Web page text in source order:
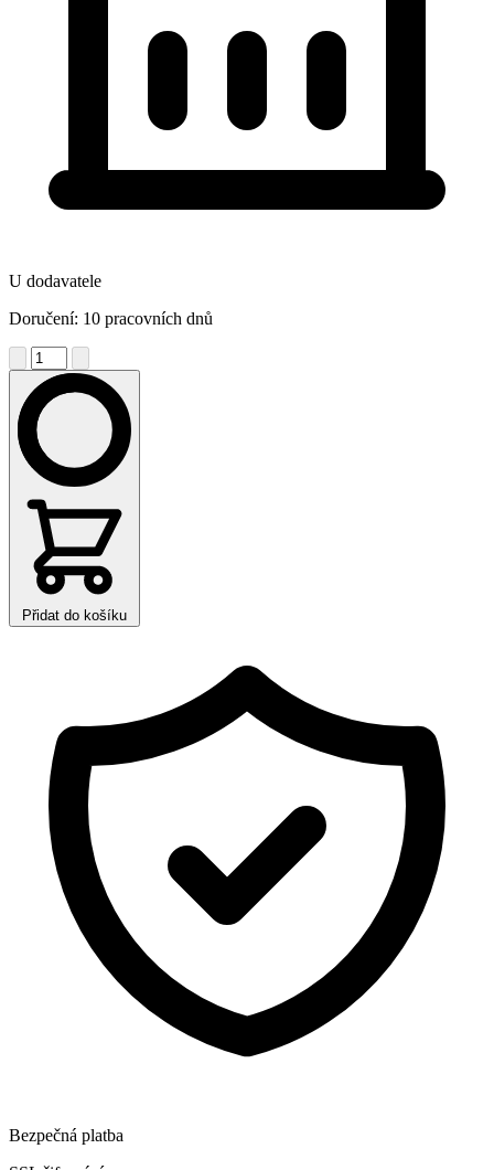
U dodavatele
Doručení: 10 pracovních dnů
Přidat do košíku
Bezpečná platba